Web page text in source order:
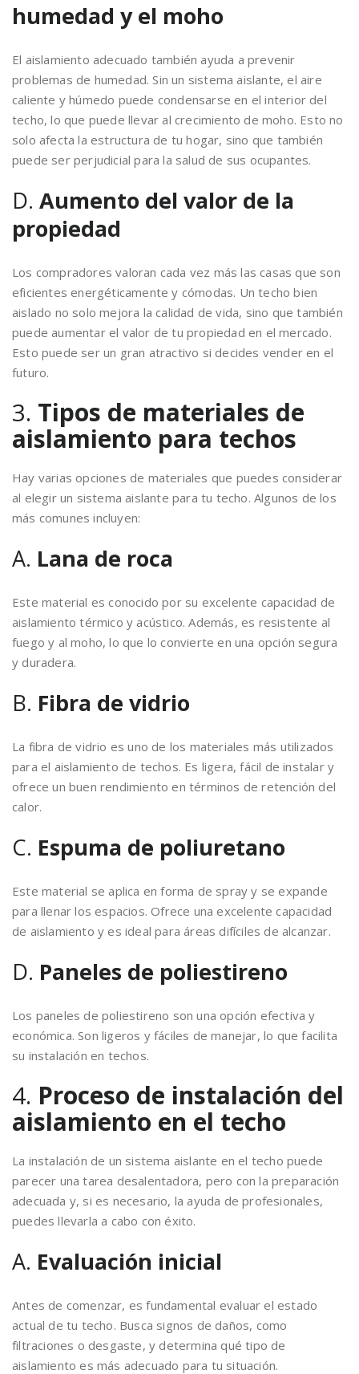
humedad y el moho
El aislamiento adecuado también ayuda a prevenir
problemas de humedad. Sin un sistema aislante, el aire
caliente y húmedo puede condensarse en el interior del
techo, lo que puede llevar al crecimiento de moho. Esto no
solo afecta la estructura de tu hogar, sino que también
puede ser perjudicial para la salud de sus ocupantes.
D. Aumento del valor de la
propiedad
Los compradores valoran cada vez más las casas que son
eficientes energéticamente y cómodas. Un techo bien
aislado no solo mejora la calidad de vida, sino que también
puede aumentar el valor de tu propiedad en el mercado.
Esto puede ser un gran atractivo si decides vender en el
futuro.
3. Tipos de materiales de
aislamiento para techos
Hay varias opciones de materiales que puedes considerar
al elegir un sistema aislante para tu techo. Algunos de los
más comunes incluyen:
A. Lana de roca
Este material es conocido por su excelente capacidad de
aislamiento térmico y acústico. Además, es resistente al
fuego y al moho, lo que lo convierte en una opción segura
y duradera.
B. Fibra de vidrio
La fibra de vidrio es uno de los materiales más utilizados
para el aislamiento de techos. Es ligera, fácil de instalar y
ofrece un buen rendimiento en términos de retención del
calor.
C. Espuma de poliuretano
Este material se aplica en forma de spray y se expande
para llenar los espacios. Ofrece una excelente capacidad
de aislamiento y es ideal para áreas difíciles de alcanzar.
D. Paneles de poliestireno
Los paneles de poliestireno son una opción efectiva y
económica. Son ligeros y fáciles de manejar, lo que facilita
su instalación en techos.
4. Proceso de instalación del
aislamiento en el techo
La instalación de un sistema aislante en el techo puede
parecer una tarea desalentadora, pero con la preparación
adecuada y, si es necesario, la ayuda de profesionales,
puedes llevarla a cabo con éxito.
A. Evaluación inicial
Antes de comenzar, es fundamental evaluar el estado
actual de tu techo. Busca signos de daños, como
filtraciones o desgaste, y determina qué tipo de
aislamiento es más adecuado para tu situación.